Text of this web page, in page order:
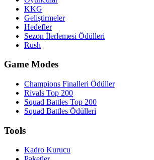
KKG
Geliştirmeler
Hedefler
Sezon İlerlemesi Ödülleri
Rush
Game Modes
Champions Finalleri Ödüller
Rivals Top 200
Squad Battles Top 200
Squad Battles Ödülleri
Tools
Kadro Kurucu